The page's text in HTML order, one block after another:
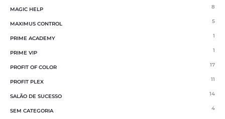
MAGIC HELP 8
MAXIMUS CONTROL 5
PRIME ACADEMY 1
PRIME VIP 1
PROFIT OF COLOR 17
PROFIT PLEX 11
SALÃO DE SUCESSO 14
SEM CATEGORIA 4